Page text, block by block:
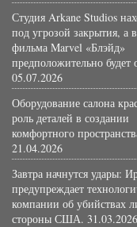
Студия Arkane Studios
под угрозой закрытия, а
фильма Marvel «Блэйд»
предположительно будет
05.07.2026
Оборудование салона
роль деталей в создании
комфортного
21.04.2026
Завтра начнутся удары:
предупреждает
компании об убийствах
стороны США. 31.03.2026